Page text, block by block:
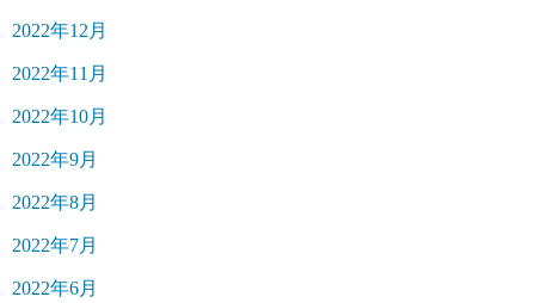
2022年12月
2022年11月
2022年10月
2022年9月
2022年8月
2022年7月
2022年6月